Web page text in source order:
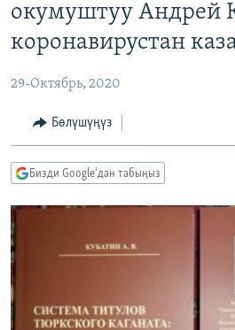
МАДАНИЯТ
УКРАИНА
ТВ ПРОГРАММАЛАР
БҮГҮН АЗАТТЫКТА
ЭЖЕ-СИҢДИЛЕР
ЫҢГАЙСЫЗ СУРООЛОР
ПОДКАСТ
Русский
ОНЛАЙН ШЕРИНЕ
окумуштуу Андрей
коронавирустан
29-Октябрь, 2020
Бөлүшүңүз
Бизди Google'дан табыңыз